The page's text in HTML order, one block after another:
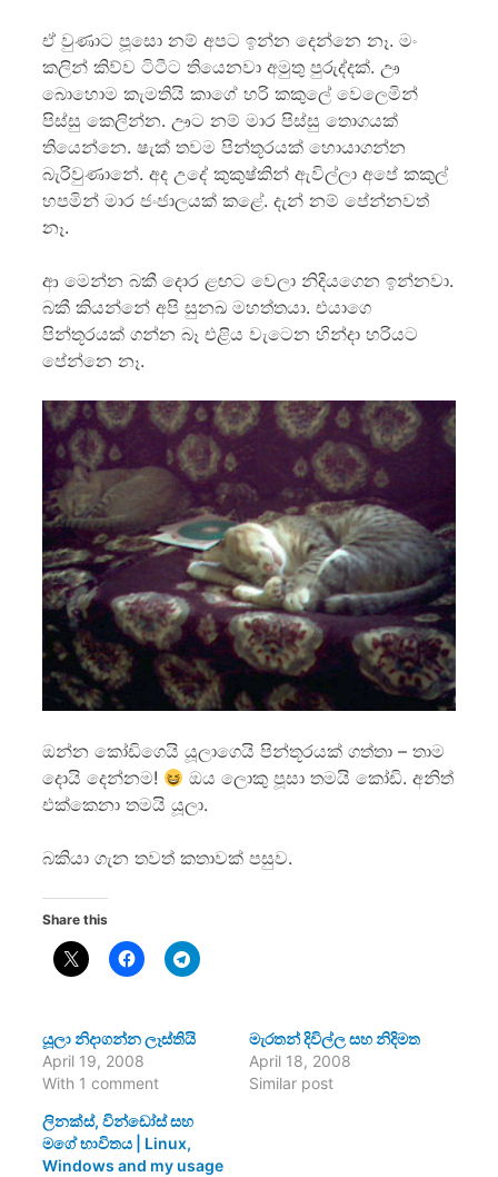
ඒ වුණාට පූසො නම් අපට ඉන්න දෙන්නෙ නෑ. මං
කලින් කිව්ව ටිටීට තියෙනවා අමුතු පුරුද්දක්. ඌ
බොහොම කැමතියි කාගේ හරි කකුලේ වෙලෙමින්
පිස්සු කෙලින්න. ඌට නම් මාර පිස්සු තොගයක්
තියෙන්නෙ. ෂැක් තවම පින්තූරයක් හොයාගන්න
බැරිවුණානේ. අද උදේ කුකුෂ්කින් ඇවිල්ලා අපේ කකුල්
හපමින් මාර ජංජාලයක් කළේ. දැන් නම් පේන්නවත්
නෑ.
ආ මෙන්න බකී දොර ළඟට වෙලා නිදියගෙන ඉන්නවා.
බකී කියන්නේ අපි සුනඛ මහත්තයා. එයාගෙ
පින්තූරයක් ගන්න බෑ එළිය වැටෙන හින්දා හරියට
පේන්නෙ නෑ.
ඔන්න කෝඩිගෙයි යූලාගෙයි පින්තූරයක් ගත්තා – තාම
දොයි දෙන්නම!
ඔය ලොකු පූසා තමයි කෝඩි. අනිත්
එක්කෙනා තමයි යූලා.
බකියා ගැන තවත් කතාවක් පසුව.
Share this
යූලා නිදාගන්න ලෑස්තියි
April 19, 2008
With 1 comment
මැරතන් දිවිල්ල සහ නිදිමත
April 18, 2008
Similar post
ලිනක්ස්, වින්ඩෝස් සහ
මගේ භාවිතය | Linux,
Windows and my usage